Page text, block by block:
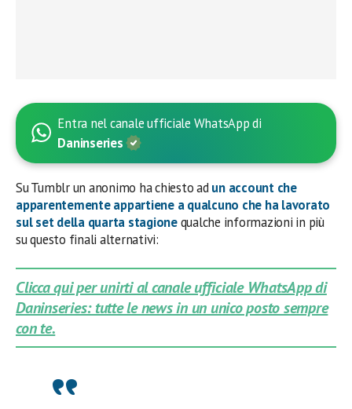
Entra nel canale ufficiale WhatsApp di
Daninseries
Su Tumblr un anonimo ha chiesto adun account che
apparentemente appartiene a qualcuno che ha lavorato
sul set della quarta stagionequalche informazioni in più
su questo finali alternativi:
Clicca qui per unirti al canale ufficiale WhatsApp di
Daninseries: tutte le news in un unico posto sempre
con te.